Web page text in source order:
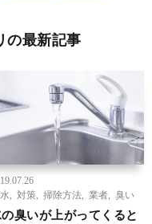
の最新記事
対策 掃除方法 業者 臭い
臭いが上がってくると